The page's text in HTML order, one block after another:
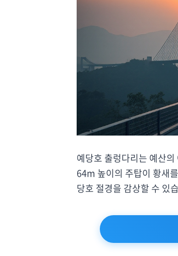
예당호 출렁다리는 예산
64m 높이의 주탑이 황새
당호 절경을 감상할 수 있